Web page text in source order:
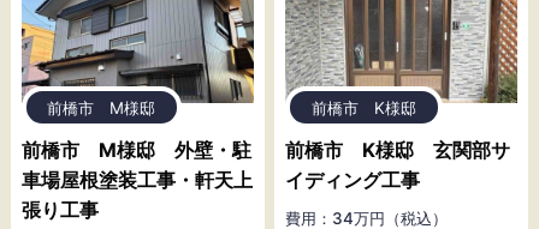
前橋市 M様邸
前橋市 M様邸 外壁・駐
車場屋根塗装工事・軒天上
張り工事
前橋市 K様邸
前橋市 K様邸 玄関部サ
イディング工事
費用：34万円（税込）